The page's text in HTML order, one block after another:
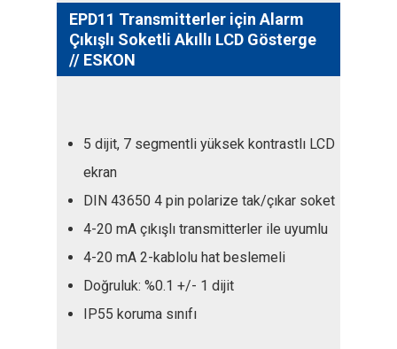
EPD11 Transmitterler için Alarm
Çıkışlı Soketli Akıllı LCD Gösterge
// ESKON
5 dijit, 7 segmentli yüksek kontrastlı LCD
ekran
DIN 43650 4 pin polarize tak/çıkar soket
4-20 mA çıkışlı transmitterler ile uyumlu
4-20 mA 2-kablolu hat beslemeli
Doğruluk: %0.1 +/- 1 dijit
IP55 koruma sınıfı